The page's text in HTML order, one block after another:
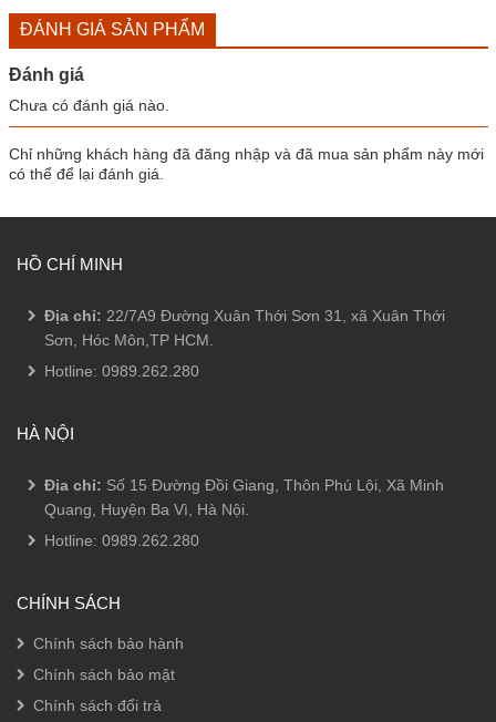
ĐÁNH GIÁ SẢN PHẨM
Đánh giá
Chưa có đánh giá nào.
Chỉ những khách hàng đã đăng nhập và đã mua sản phẩm này mới
có thể để lại đánh giá.
HỒ CHÍ MINH
Địa chỉ: 22/7A9 Đường Xuân Thới Sơn 31, xã Xuân Thới
Sơn, Hóc Môn,TP HCM.
Hotline: 0989.262.280
HÀ NỘI
Địa chỉ: Số 15 Đường Đồi Giang, Thôn Phú Lội, Xã Minh
Quang, Huyện Ba Vì, Hà Nội.
Hotline: 0989.262.280
CHÍNH SÁCH
Chính sách bảo hành
Chính sách bảo mật
Chính sách đổi trả